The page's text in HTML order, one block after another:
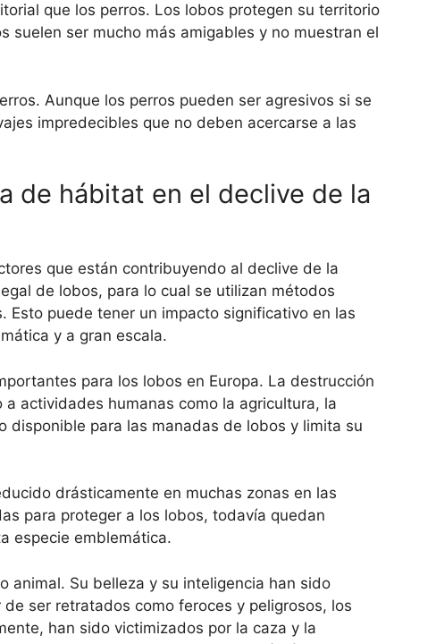
que los perros. Los lobos protegen su territorio
ser mucho más amigables y no muestran el
Aunque los perros pueden ser agresivos si se
impredecibles que no deben acercarse a las
de hábitat en el declive de la
que están contribuyendo al declive de la
de lobos, para lo cual se utilizan métodos
Esto puede tener un impacto significativo en las
y a gran escala.
para los lobos en Europa. La destrucción
actividades humanas como la agricultura, la
para las manadas de lobos y limita su
drásticamente en muchas zonas en las
para proteger a los lobos, todavía quedan
especie emblemática.
animal. Su belleza y su inteligencia han sido
ser retratados como feroces y peligrosos, los
han sido victimizados por la caza y la